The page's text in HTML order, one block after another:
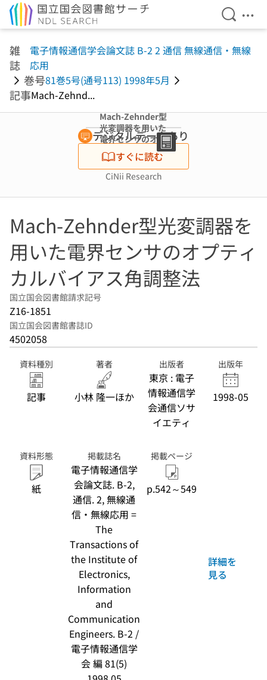
検索を
メ
雑
誌
電子情報通信学会論文誌 B-2 2 通信 無線通信・無線
応用
巻号81巻5号(通号113) 1998年5月
記事Mach-Zehnd...
Mach-Zehnder型
光変調器を用いた
電界センサのオプ
ティカルバイアス
角調整法
デジタルデータあり
すぐに読む
CiNii Research
Mach-Zehnder型光変調器を
用いた電界センサのオプティ
カルバイアス角調整法
国立国会図書館請求記号
Z16-1851
国立国会図書館書誌ID
4502058
資料種別
記事
著者
小林 隆一ほか
出版者
東京 : 電子
情報通信学
会通信ソサ
イエティ
出版年
1998-05
資料形態
紙
掲載誌名
電子情報通信学
会論文誌. B-2,
通信. 2, 無線通
信・無線応用 =
The
Transactions of
the Institute of
Electronics,
Information
and
Communication
Engineers. B-2 /
電子情報通信学
会 編 81(5)
掲載ページ
p.542～549
詳細を
見る